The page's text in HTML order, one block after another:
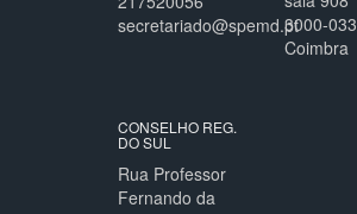
secretariado@spemd.pt3000-033
Coimbra
CONSELHO REG.
DO SUL
Rua Professor
Fernando da